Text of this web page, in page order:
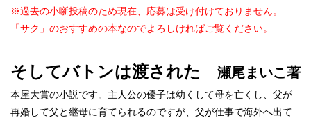
※過去の小噺投稿のため現在、応募は受け付けておりません。
「サク」のおすすめの本なのでよろしければご覧ください。
そしてバトンは渡された 瀬尾まいこ著
本屋大賞の小説です。主人公の優子は幼くして母を亡くし、父が
再婚して父と継母に育てられるのですが、父が仕事で海外へ出て